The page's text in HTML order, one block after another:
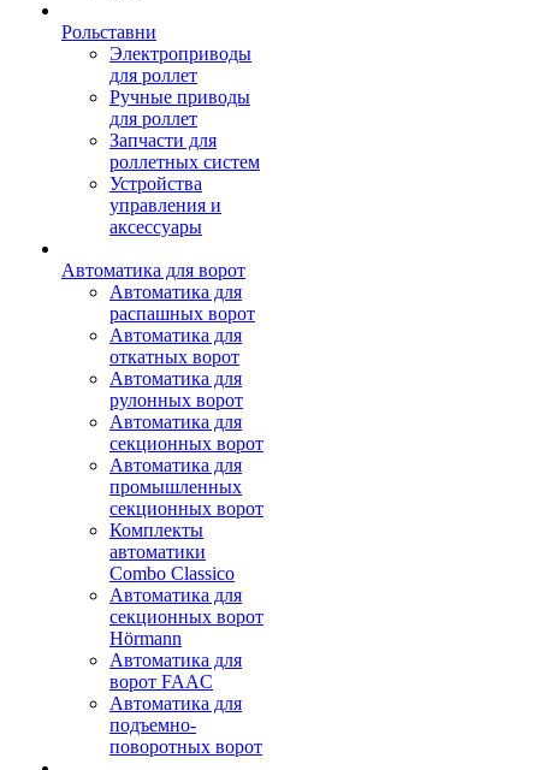
Рольставни
Электроприводы
для роллет
Ручные приводы
для роллет
Запчасти для
роллетных систем
Устройства
управления и
аксессуары
Автоматика для ворот
Автоматика для
распашных ворот
Автоматика для
откатных ворот
Автоматика для
рулонных ворот
Автоматика для
секционных ворот
Автоматика для
промышленных
секционных ворот
Комплекты
автоматики
Combo Classico
Автоматика для
секционных ворот
Hörmann
Автоматика для
ворот FAAC
Автоматика для
подъемно-
поворотных ворот